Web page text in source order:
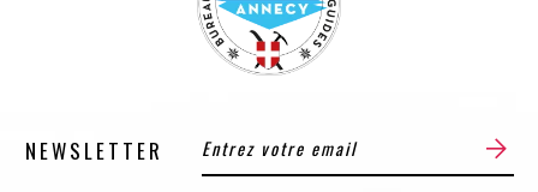
NEWSLETTER